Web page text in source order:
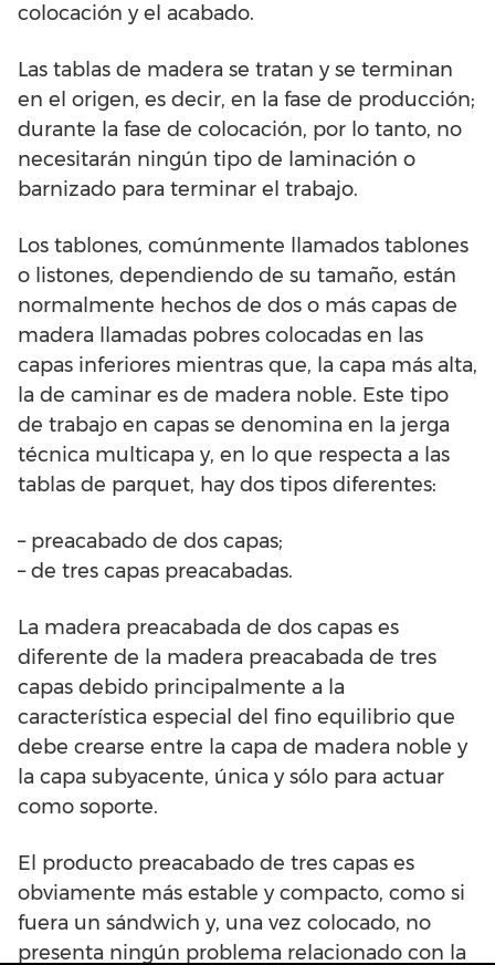
colocación y el acabado.
Las tablas de madera se tratan y se terminan
en el origen, es decir, en la fase de producción;
durante la fase de colocación, por lo tanto, no
necesitarán ningún tipo de laminación o
barnizado para terminar el trabajo.
Los tablones, comúnmente llamados tablones
o listones, dependiendo de su tamaño, están
normalmente hechos de dos o más capas de
madera llamadas pobres colocadas en las
capas inferiores mientras que, la capa más alta,
la de caminar es de madera noble. Este tipo
de trabajo en capas se denomina en la jerga
técnica multicapa y, en lo que respecta a las
tablas de parquet, hay dos tipos diferentes:
– preacabado de dos capas;
– de tres capas preacabadas.
La madera preacabada de dos capas es
diferente de la madera preacabada de tres
capas debido principalmente a la
característica especial del fino equilibrio que
debe crearse entre la capa de madera noble y
la capa subyacente, única y sólo para actuar
como soporte.
El producto preacabado de tres capas es
obviamente más estable y compacto, como si
fuera un sándwich y, una vez colocado, no
presenta ningún problema relacionado con la